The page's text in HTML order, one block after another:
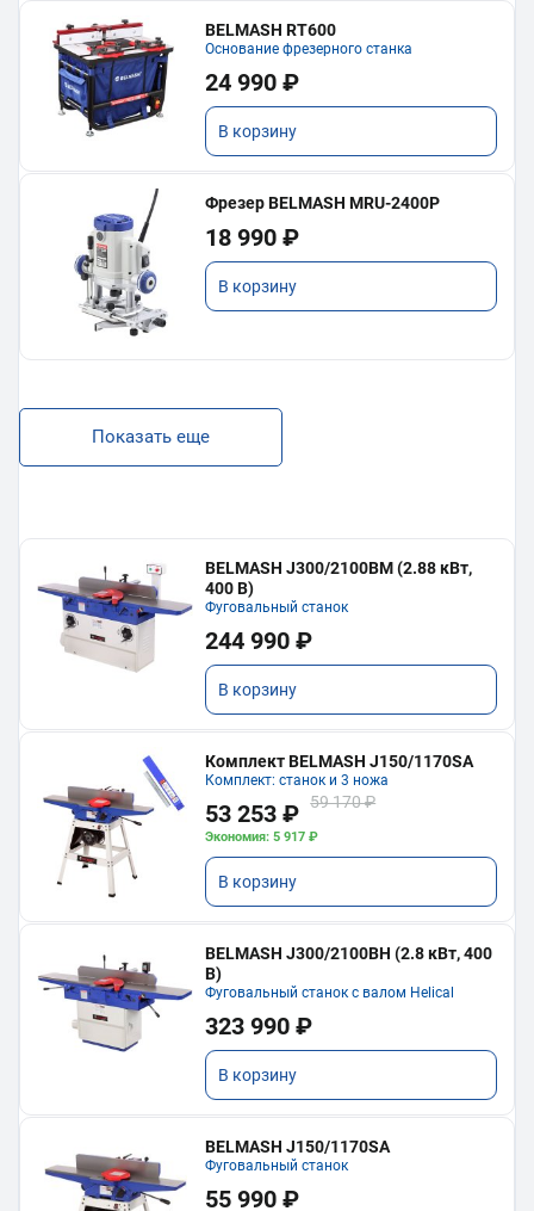
BELMASH RT600
Основание фрезерного станка
24 990 ₽
В корзину
Фрезер BELMASH MRU-2400P
18 990 ₽
В корзину
Показать еще
BELMASH J300/2100ВМ (2.88 кВт,
400 В)
Фуговальный станок
244 990 ₽
В корзину
Комплект BELMASH J150/1170SA
Комплект: станок и 3 ножа
53 253 ₽ 59 170 ₽
Экономия: 5 917 ₽
В корзину
BELMASH J300/2100ВH (2.8 кВт, 400
В)
Фуговальный станок с валом Helical
323 990 ₽
В корзину
BELMASH J150/1170SA
Фуговальный станок
55 990 ₽